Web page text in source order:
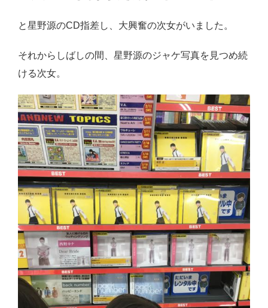
と星野源のCD指差し、大興奮の次女がいました。
それからしばしの間、星野源のジャケ写真を見つめ続
ける次女。